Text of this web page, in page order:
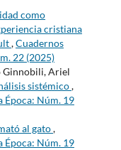
como
cristiana
,Cuadernos
22 (2025)
Ginnobili, Ariel
sistémico,
Época: Núm. 19
al gato,
Época: Núm. 19